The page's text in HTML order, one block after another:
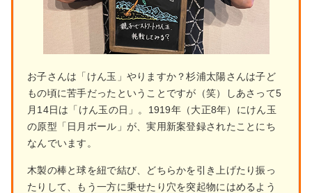
お子さんは「けん玉」やりますか？杉浦太陽さんは子ど
もの頃に苦手だったということですが（笑）しあさって5
月14日は「けん玉の日」。1919年（大正8年）にけん玉
の原型「日月ボール」が、実用新案登録されたことにち
なんでいます。
木製の棒と球を紐で結び、どちらかを引き上げたり振っ
たりして、もう一方に乗せたり穴を突起物にはめるよう